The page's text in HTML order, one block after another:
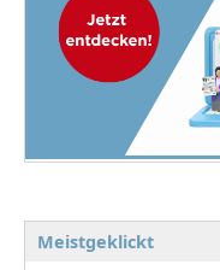
Meistgeklickt